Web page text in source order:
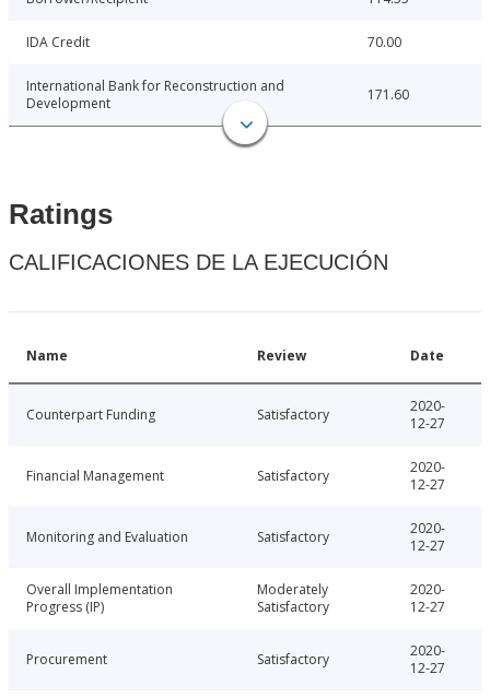
IDA Credit 70.00
International Bank for Reconstruction and
Development
171.60
Ratings
CALIFICACIONES DE LA EJECUCIÓN
Name Review Date
Counterpart Funding Satisfactory
2020-
12-27
Financial Management Satisfactory
2020-
12-27
Monitoring and Evaluation Satisfactory
2020-
12-27
Overall Implementation
Progress (IP)
Moderately
Satisfactory
2020-
12-27
Procurement Satisfactory
2020-
12-27